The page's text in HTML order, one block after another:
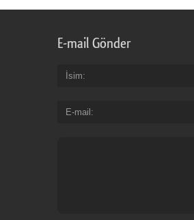
E-mail Gönder
İsim
E-mail